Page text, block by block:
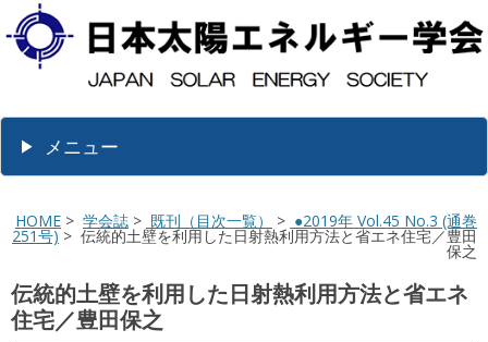
メニュー
HOME > 学会誌 > 既刊（目次一覧） > ●2019年 Vol.45 No.3 (通巻
251号) > 伝統的土壁を利用した日射熱利用方法と省エネ住宅／豊田
保之
伝統的土壁を利用した日射熱利用方法と省エネ
住宅／豊田保之